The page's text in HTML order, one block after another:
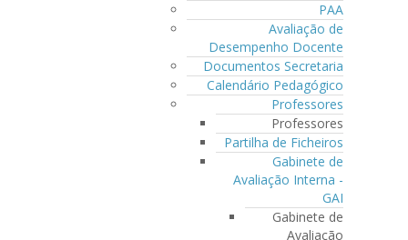
PAA
Avaliação de
Desempenho Docente
Documentos Secretaria
Calendário Pedagógico
Professores
Professores
Partilha de Ficheiros
Gabinete de
Avaliação Interna -
GAI
Gabinete de
Avaliação